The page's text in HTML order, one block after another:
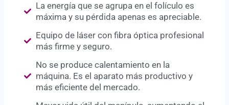
La energía que se agrupa en el folículo es
máxima y su pérdida apenas es apreciable.
Equipo de láser con fibra óptica profesional
más firme y seguro.
No se produce calentamiento en la
máquina. Es el aparato más productivo y
más eficiente del mercado.